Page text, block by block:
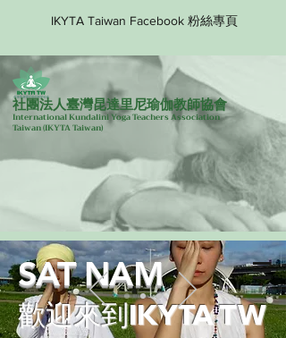
IKYTA Taiwan Facebook 粉絲專頁
社團法人臺灣昆達里尼瑜伽教師協會
International Kundalini Yoga Teachers Association
Taiwan(IKYTA Taiwan)
SAT NAM
歡迎來到IKYTA TW